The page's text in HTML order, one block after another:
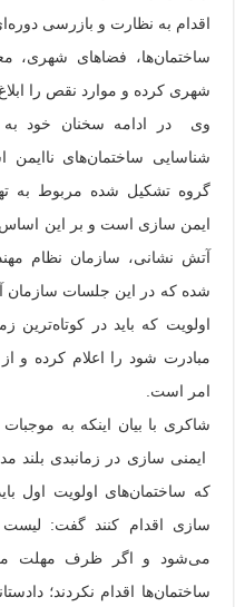
اقدام به نظارت و بازرسی
ساختمان‌ها، فضاهای شهری،
شهری کرده و موارد نقص را ابلاغ
وی در ادامه سخنان خود به
شناسایی ساختمان‌های
گروه تشکیل شده مربوط به
ایمن سازی است و بر این اساس
آتش نشانی، سازمان نظام
شده که در این جلسات سازمان
اولویت که باید در
مبادرت شود را اعلام کرده و
امر است.
شاکری با بیان اینکه به
ایمنی سازی در زمانبدی
که ساختمان‌های اولویت اول
سازی اقدام کنند گفت: لیست
می‌شود و اگر ظرف مهلت
ساختمان‌ها اقدام نکردند؛